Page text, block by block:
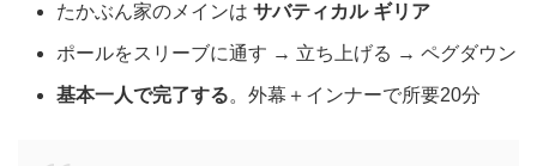
たかぶん家のメインは サバティカル ギリア
ポールをスリーブに通す → 立ち上げる → ペグダウン
基本一人で完了する。外幕＋インナーで所要20分